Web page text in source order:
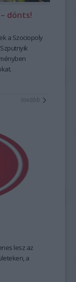
dönts!
a Szociopoly
Szputnyik
tovább
lesz az
a